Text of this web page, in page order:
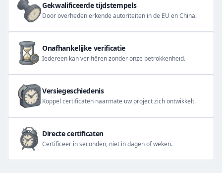
Gekwalificeerde tijdstempels
Door overheden erkende autoriteiten in de EU en China.
Onafhankelijke verificatie
Iedereen kan verifiëren zonder onze betrokkenheid.
Versiegeschiedenis
Koppel certificaten naarmate uw project zich ontwikkelt.
Directe certificaten
Certificeer in seconden, niet in dagen of weken.